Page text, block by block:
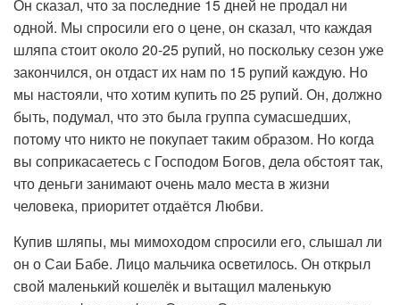
Он сказал, что за последние 15 дней не продал ни
одной. Мы спросили его о цене, он сказал, что каждая
шляпа стоит около 20-25 рупий, но поскольку сезон уже
закончился, он отдаст их нам по 15 рупий каждую. Но
мы настояли, что хотим купить по 25 рупий. Он, должно
быть, подумал, что это была группа сумасшедших,
потому что никто не покупает таким образом. Но когда
вы соприкасаетесь с Господом Богов, дела обстоят так,
что деньги занимают очень мало места в жизни
человека, приоритет отдаётся Любви.
Купив шляпы, мы мимоходом спросили его, слышал ли
он о Саи Бабе. Лицо мальчика осветилось. Он открыл
свой маленький кошелёк и вытащил маленькую